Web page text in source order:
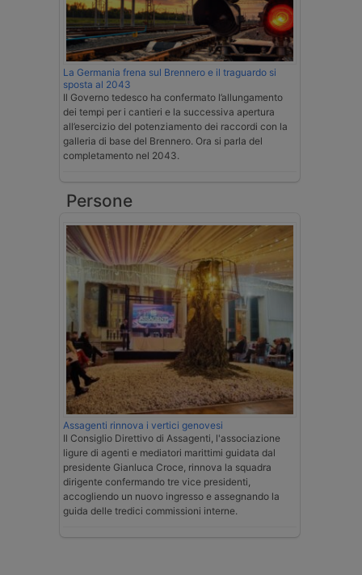
La Germania frena sul Brennero e il traguardo si
sposta al 2043
Il Governo tedesco ha confermato l’allungamento
dei tempi per i cantieri e la successiva apertura
all’esercizio del potenziamento dei raccordi con la
galleria di base del Brennero. Ora si parla del
completamento nel 2043.
Persone
Assagenti rinnova i vertici genovesi
Il Consiglio Direttivo di Assagenti, l'associazione
ligure di agenti e mediatori marittimi guidata dal
presidente Gianluca Croce, rinnova la squadra
dirigente confermando tre vice presidenti,
accogliendo un nuovo ingresso e assegnando la
guida delle tredici commissioni interne.